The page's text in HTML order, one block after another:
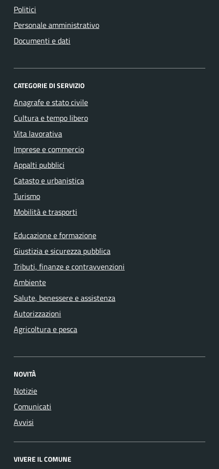
Politici
Personale amministrativo
Documenti e dati
CATEGORIE DI SERVIZIO
Anagrafe e stato civile
Cultura e tempo libero
Vita lavorativa
Imprese e commercio
Appalti pubblici
Catasto e urbanistica
Turismo
Mobilità e trasporti
Educazione e formazione
Giustizia e sicurezza pubblica
Tributi, finanze e contravvenzioni
Ambiente
Salute, benessere e assistenza
Autorizzazioni
Agricoltura e pesca
NOVITÀ
Notizie
Comunicati
Avvisi
VIVERE IL COMUNE